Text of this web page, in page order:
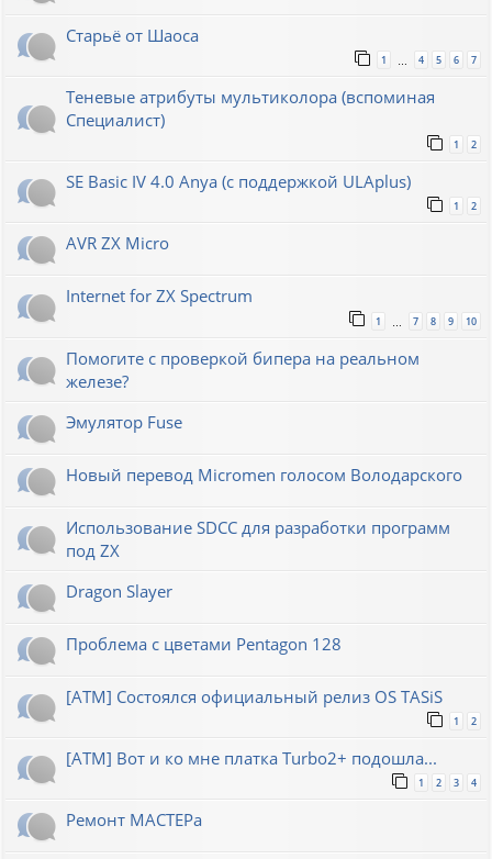
Старьё от Шаоса
1 … 4 5 6 7
Теневые атрибуты мультиколора (вспоминая
Специалист)
1 2
SE Basic IV 4.0 Anya (с поддержкой ULAplus)
1 2
AVR ZX Micro
Internet for ZX Spectrum
1 7 8 9 10
Помогите с проверкой бипера на реальном
железе?
Эмулятор Fuse
Новый перевод Micromen голосом Володарского
Использование SDCC для разработки программ
под ZX
Dragon Slayer
Проблема с цветами Pentagon 128
[ATM] Состоялся официальный релиз OS TASiS
1 2
[ATM] Вот и ко мне платка Turbo2+ подошла...
1 2 3 4
Ремонт МАСТЕРа